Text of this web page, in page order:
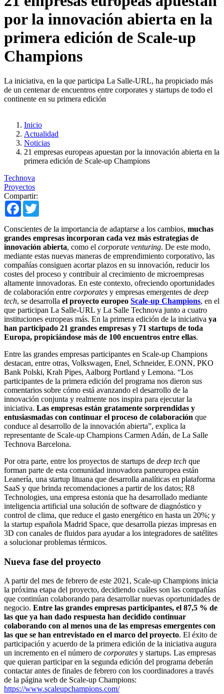
por la innovación abierta en la
primera edición de Scale-up
Champions
La iniciativa, en la que participa La Salle-URL, ha propiciado más
de un centenar de encuentros entre corporates y startups de todo el
continente en su primera edición
Inicio
Actualidad
Noticias
21 empresas europeas apuestan por la innovación abierta en la
primera edición de Scale-up Champions
Technova
Proyectos
Compartir:
Facebook
Conscientes de la importancia de adaptarse a los cambios, muchas
grandes empresas incorporan cada vez más estrategias de
innovación abierta, como el corporate venturing. De este modo,
mediante estas nuevas maneras de emprendimiento corporativo, las
compañías consiguen acortar plazos en su innovación, reducir los
costes del proceso y contribuir al crecimiento de microempresas
altamente innovadoras. En este contexto, ofreciendo oportunidades
de colaboración entre corporates y empresas emergentes de deep
tech, se desarrolla el proyecto europeo Scale-up Champions, en el
que participan La Salle-URL y La Salle Technova junto a cuatro
instituciones europeas más. En la primera edición de la iniciativa ya
han participado 21 grandes empresas y 71 startups de toda
Europa, propiciándose más de 100 encuentros entre ellas.
Entre las grandes empresas participantes en Scale-up Champions
destacan, entre otras, Volkswagen, Enel, Schneider, E.ONN, PKO
Bank Polski, Krah Pipes, Aalborg Portland y Lemona. “Los
participantes de la primera edición del programa nos dieron sus
comentarios sobre cómo está avanzando el desarrollo de la
innovación conjunta y realmente nos inspira para ejecutar la
iniciativa. Las empresas están gratamente sorprendidas y
entusiasmadas con continuar el proceso de colaboración que
conduce al desarrollo de la innovación abierta”, explica la
representante de Scale-up Champions Carmen Adán, de La Salle
Technova Barcelona.
Por otra parte, entre los proyectos de startups de deep tech que
forman parte de esta comunidad innovadora paneuropea están
Leanería, una startup lituana que desarrolla analíticas en plataforma
SaaS y que brinda recomendaciones a partir de los datos; R8
Technologies, una empresa estonia que ha desarrollado mediante
inteligencia artificial una solución de software de diagnóstico y
control de clima, que reduce el gasto energético en hasta un 20%; y
la startup española Madrid Space, que desarrolla piezas impresas en
3D con canales de fluidos para ayudar a los integradores de satélites
a solucionar problemas térmicos.
Nueva fase del proyecto
A partir del mes de febrero de este 2021, Scale-up Champions inicia
la próxima etapa del proyecto, decidiendo cuáles son las compañías
que continúan colaborando para desarrollar nuevas oportunidades de
negocio. Entre las grandes empresas participantes, el 87,5 % de
las que ya han dado respuesta han decidido continuar
colaborando con al menos una de las empresas emergentes con
las que se han entrevistado en el marco del proyecto. El éxito de
participación y acuerdo de la primera edición de la iniciativa augura
un incremento en el número de corporates y startups. Las empresas
que quieran participar en la segunda edición del programa deberán
contactar antes de finales de febrero con los coordinadores a través
de la página web de Scale-up Champions:
https://www.scaleupchampions.com/